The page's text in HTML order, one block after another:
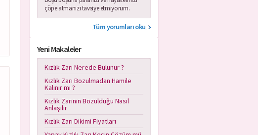
çöpe atmanızı tavsiye etmiyorum.
Tüm yorumları oku
Yeni Makaleler
Kızlık Zarı Nerede Bulunur ?
Kızlık Zarı Bozulmadan Hamile
Kalınır mı ?
Kızlık Zarının Bozulduğu Nasıl
Anlaşılır
Kızlık Zarı Dikimi Fiyatları